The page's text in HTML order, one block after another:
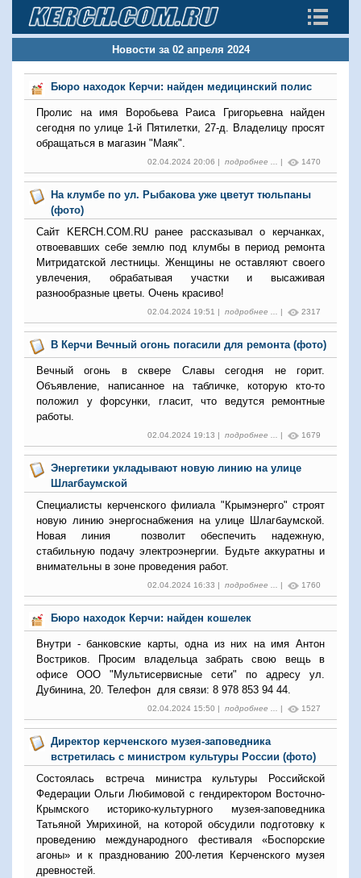
Новости за 02 апреля 2024
Бюро находок Керчи: найден медицинский полис
Пролис на имя Воробьева Раиса Григорьевна найден
сегодня по улице 1-й Пятилетки, 27-д. Владелицу просят
обращаться в магазин "Маяк".
02.04.2024 20:06 | подробнее ... | 1470
На клумбе по ул. Рыбакова уже цветут тюльпаны
(фото)
Сайт KERCH.COM.RU ранее рассказывал о керчанках,
отвоевавших себе землю под клумбы в период ремонта
Митридатской лестницы. Женщины не оставляют своего
увлечения, обрабатывая участки и высаживая
разнообразные цветы. Очень красиво!
02.04.2024 19:51 | подробнее ... | 2317
В Керчи Вечный огонь погасили для ремонта (фото)
Вечный огонь в сквере Славы сегодня не горит.
Объявление, написанное на табличке, которую кто-то
положил у форсунки, гласит, что ведутся ремонтные
работы.
02.04.2024 19:13 | подробнее ... | 1679
Энергетики укладывают новую линию на улице
Шлагбаумской
Специалисты керченского филиала "Крымэнерго" строят
новую линию энергоснабжения на улице Шлагбаумской.
Новая линия позволит обеспечить надежную,
стабильную подачу электроэнергии. Будьте аккуратны и
внимательны в зоне проведения работ.
02.04.2024 16:33 | подробнее ... | 1760
Бюро находок Керчи: найден кошелек
Внутри - банковские карты, одна из них на имя Антон
Востриков. Просим владельца забрать свою вещь в
офисе ООО "Мультисервисные сети" по адресу ул.
Дубинина, 20. Телефон для связи: 8 978 853 94 44.
02.04.2024 15:50 | подробнее ... | 1527
Директор керченского музея-заповедника
встретилась с министром культуры России (фото)
Состоялась встреча министра культуры Российской
Федерации Ольги Любимовой с гендиректором Восточно-
Крымского историко-культурного музея-заповедника
Татьяной Умрихиной, на которой обсудили подготовку к
проведению международного фестиваля «Боспорские
агоны» и к празднованию 200-летия Керченского музея
древностей.